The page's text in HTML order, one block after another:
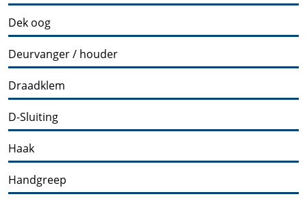
Dek oog
Deurvanger / houder
Draadklem
D-Sluiting
Haak
Handgreep